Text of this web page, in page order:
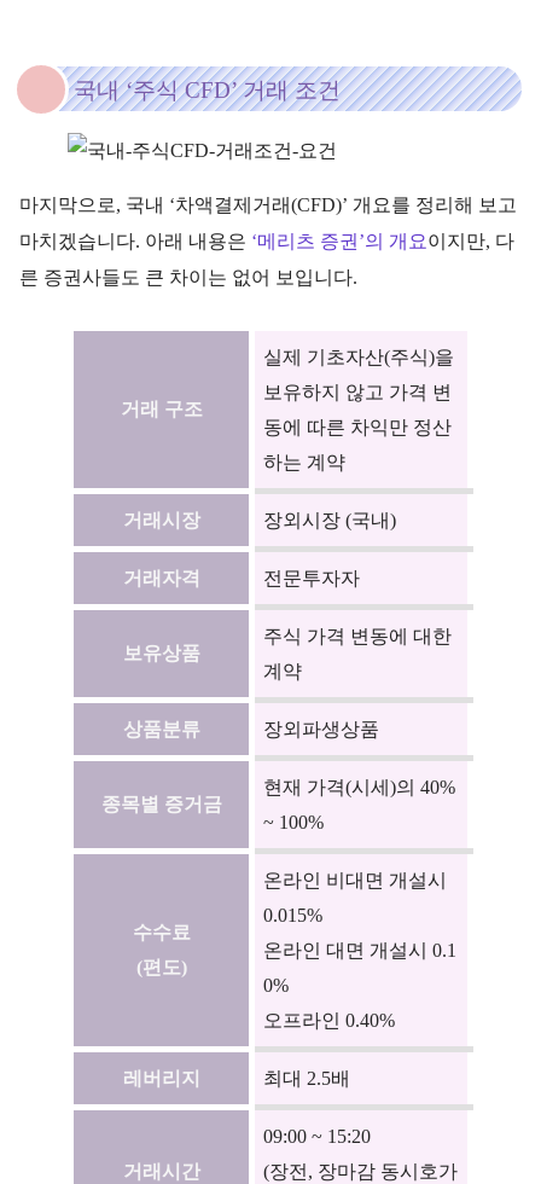
국내 ‘주식 CFD’ 거래 조건
마지막으로, 국내 ‘차액결제거래(CFD)’ 개요를 정리해 보고
마치겠습니다. 아래 내용은 ‘메리츠 증권’의 개요이지만, 다
른 증권사들도 큰 차이는 없어 보입니다.
거래 구조
실제 기초자산(주식)을
보유하지 않고 가격 변
동에 따른 차익만 정산
하는 계약
거래시장 장외시장 (국내)
거래자격 전문투자자
보유상품
주식 가격 변동에 대한
계약
상품분류 장외파생상품
종목별 증거금
현재 가격(시세)의 40%
~ 100%
수수료
(편도)
온라인 비대면 개설시
0.015%
온라인 대면 개설시 0.1
0%
오프라인 0.40%
레버리지 최대 2.5배
거래시간
09:00 ~ 15:20
(장전, 장마감 동시호가